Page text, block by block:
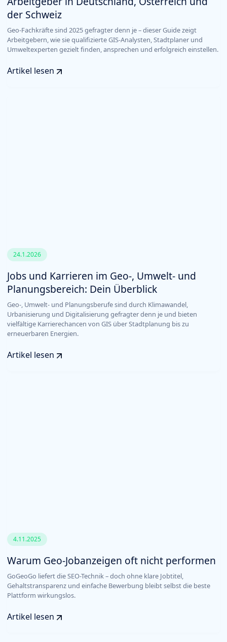
der Schweiz
Geo-Fachkräfte sind 2025 gefragter denn je – dieser Guide zeigt
Arbeitgebern, wie sie qualifizierte GIS-Analysten, Stadtplaner und
Umweltexperten gezielt finden, ansprechen und erfolgreich einstellen.
Artikel lesen
24.1.2026
Jobs und Karrieren im Geo-, Umwelt- und
Planungsbereich: Dein Überblick
Geo-, Umwelt- und Planungsberufe sind durch Klimawandel,
Urbanisierung und Digitalisierung gefragter denn je und bieten
vielfältige Karrierechancen von GIS über Stadtplanung bis zu
erneuerbaren Energien.
Artikel lesen
4.11.2025
Warum Geo-Jobanzeigen oft nicht performen
GoGeoGo liefert die SEO-Technik – doch ohne klare Jobtitel,
Gehaltstransparenz und einfache Bewerbung bleibt selbst die beste
Plattform wirkungslos.
Artikel lesen